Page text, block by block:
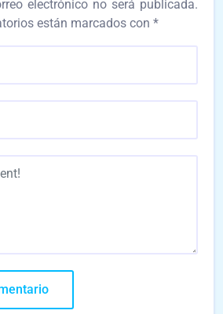
electrónico no será publicada.
están marcados con *